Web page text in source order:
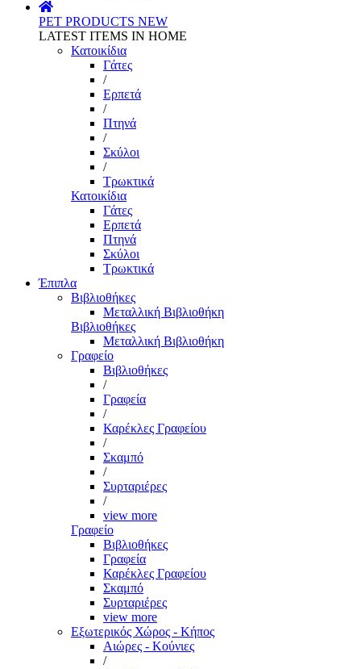
PET PRODUCTS NEW
LATEST ITEMS IN HOME
Κατοικίδια
Γάτες
/
Ερπετά
/
Πτηνά
/
Σκύλοι
/
Τρωκτικά
Κατοικίδια
Γάτες
Ερπετά
Πτηνά
Σκύλοι
Τρωκτικά
Έπιπλα
Βιβλιοθήκες
Μεταλλική Βιβλιοθήκη
Βιβλιοθήκες
Μεταλλική Βιβλιοθήκη
Γραφείο
Βιβλιοθήκες
/
Γραφεία
/
Καρέκλες Γραφείου
/
Σκαμπό
/
Συρταριέρες
/
view more
Γραφείο
Βιβλιοθήκες
Γραφεία
Καρέκλες Γραφείου
Σκαμπό
Συρταριέρες
view more
Εξωτερικός Χώρος - Κήπος
Αιώρες - Κούνιες
/